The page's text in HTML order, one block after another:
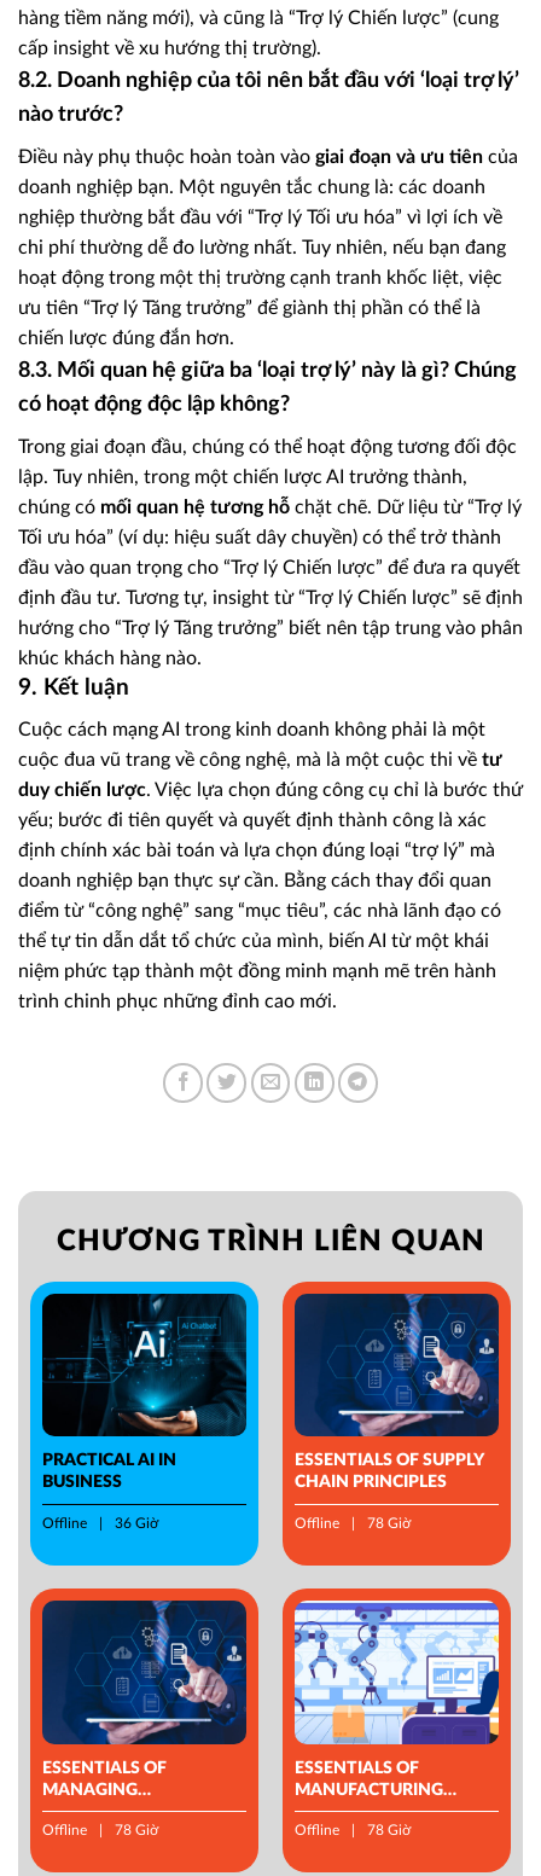
hàng tiềm năng mới), và cũng là “Trợ lý Chiến lược” (cung
cấp insight về xu hướng thị trường).
8.2. Doanh nghiệp của tôi nên bắt đầu với ‘loại trợ lý’
nào trước?
Điều này phụ thuộc hoàn toàn vào giai đoạn và ưu tiên của
doanh nghiệp bạn. Một nguyên tắc chung là: các doanh
nghiệp thường bắt đầu với “Trợ lý Tối ưu hóa” vì lợi ích về
chi phí thường dễ đo lường nhất. Tuy nhiên, nếu bạn đang
hoạt động trong một thị trường cạnh tranh khốc liệt, việc
ưu tiên “Trợ lý Tăng trưởng” để giành thị phần có thể là
chiến lược đúng đắn hơn.
8.3. Mối quan hệ giữa ba ‘loại trợ lý’ này là gì? Chúng
có hoạt động độc lập không?
Trong giai đoạn đầu, chúng có thể hoạt động tương đối độc
lập. Tuy nhiên, trong một chiến lược AI trưởng thành,
chúng có mối quan hệ tương hỗ chặt chẽ. Dữ liệu từ “Trợ lý
Tối ưu hóa” (ví dụ: hiệu suất dây chuyền) có thể trở thành
đầu vào quan trọng cho “Trợ lý Chiến lược” để đưa ra quyết
định đầu tư. Tương tự, insight từ “Trợ lý Chiến lược” sẽ định
hướng cho “Trợ lý Tăng trưởng” biết nên tập trung vào phân
khúc khách hàng nào.
9. Kết luận
Cuộc cách mạng AI trong kinh doanh không phải là một
cuộc đua vũ trang về công nghệ, mà là một cuộc thi về tư
duy chiến lược. Việc lựa chọn đúng công cụ chỉ là bước thứ
yếu; bước đi tiên quyết và quyết định thành công là xác
định chính xác bài toán và lựa chọn đúng loại “trợ lý” mà
doanh nghiệp bạn thực sự cần. Bằng cách thay đổi quan
điểm từ “công nghệ” sang “mục tiêu”, các nhà lãnh đạo có
thể tự tin dẫn dắt tổ chức của mình, biến AI từ một khái
niệm phức tạp thành một đồng minh mạnh mẽ trên hành
trình chinh phục những đỉnh cao mới.
CHƯƠNG TRÌNH LIÊN QUAN
PRACTICAL AI IN
BUSINESS
Offline 36 Giờ
ESSENTIALS OF SUPPLY
CHAIN PRINCIPLES
Offline 78 Giờ
ESSENTIALS OF
MANAGING
OPERATIONS
Offline 78 Giờ
ESSENTIALS OF
MANUFACTURING
MANAGEMENT
Offline 78 Giờ